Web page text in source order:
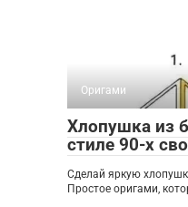
Оригами
Хлопушка из
стиле 90-х
Сделай яркую
Простое оригами,